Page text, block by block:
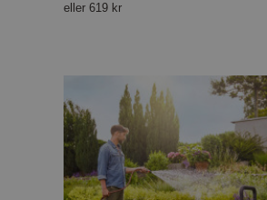
eller 619 kr